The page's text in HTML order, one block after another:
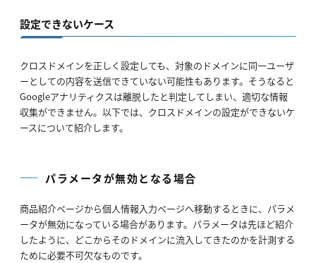
設定できないケース
クロスドメインを正しく設定しても、対象のドメインに同一ユーザ
ーとしての内容を送信できていない可能性もあります。そうなると
Googleアナリティクスは離脱したと判定してしまい、適切な情報
収集ができません。以下では、クロスドメインの設定ができないケ
ースについて紹介します。
パラメータが無効となる場合
商品紹介ページから個人情報入力ページへ移動するときに、パラメ
ータが無効になっている場合があります。パラメータは先ほど紹介
したように、どこからそのドメインに流入してきたのかを計測する
ために必要不可欠なものです。